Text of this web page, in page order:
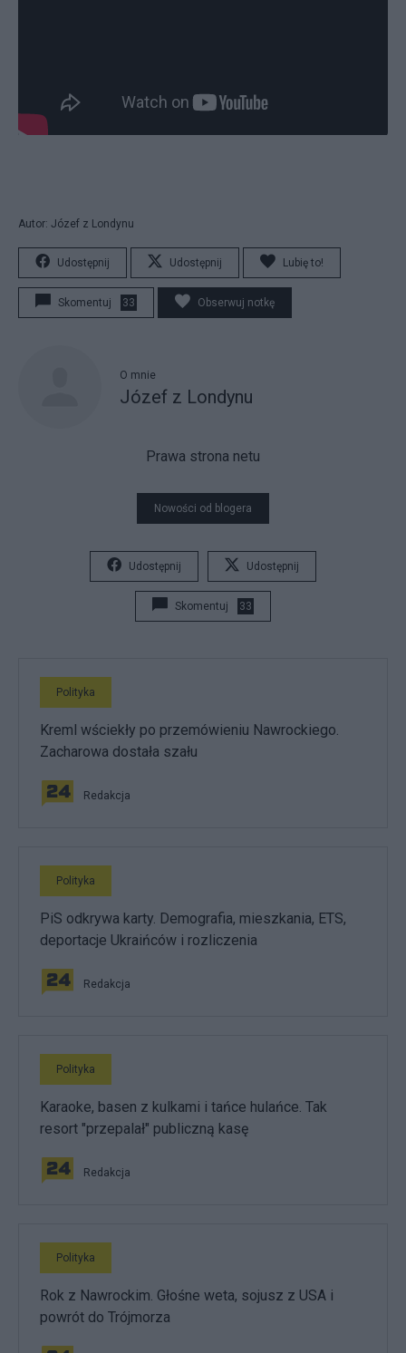
Autor: Józef z Londynu
Udostępnij Udostępnij Lubię to!
Skomentuj 33 Obserwuj notkę
O mnie
Józef z Londynu
Prawa strona netu
Nowości od blogera
Udostępnij Udostępnij
Skomentuj 33
Polityka
Kreml wściekły po przemówieniu Nawrockiego.
Zacharowa dostała szału
Redakcja
Polityka
PiS odkrywa karty. Demografia, mieszkania, ETS,
deportacje Ukraińców i rozliczenia
Redakcja
Polityka
Karaoke, basen z kulkami i tańce hulańce. Tak
resort "przepalał" publiczną kasę
Redakcja
Polityka
Rok z Nawrockim. Głośne weta, sojusz z USA i
powrót do Trójmorza